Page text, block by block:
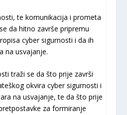
te komunikacija i prometa
da hitno završe pripremu
cyber sigurnosti i da ih
na usvajanje.
traži se da što prije završi
okvira cyber sigurnosti i
na usvajanje, te da što prije
za formiranje